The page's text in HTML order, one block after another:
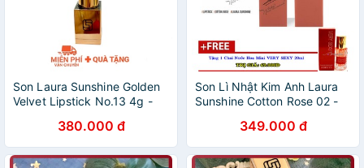
Son Laura Sunshine Golden
Velvet Lipstick No.13 4g -
380.000 đ
Son Lì Nhật Kim Anh Laura
Sunshine Cotton Rose 02 -
349.000 đ